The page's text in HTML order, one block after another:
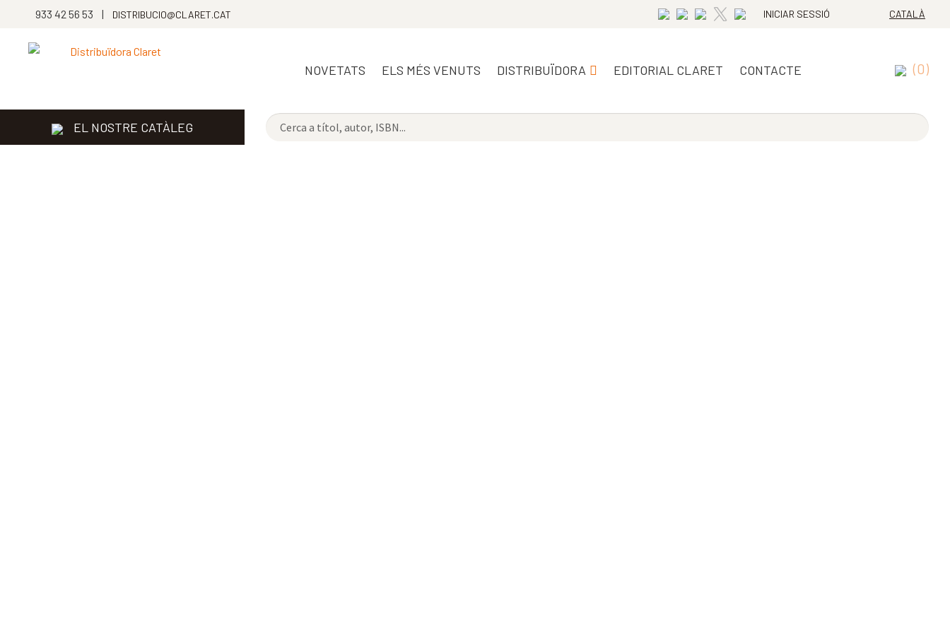
933 42 56 53 | DISTRIBUCIO@CLARET.CAT INICIAR SESSIÓ CATALÀ
NOVETATS ELS MÉS VENUTS DISTRIBUÏDORA EDITORIAL CLARET CONTACTE (0)
EL NOSTRE CATÀLEG